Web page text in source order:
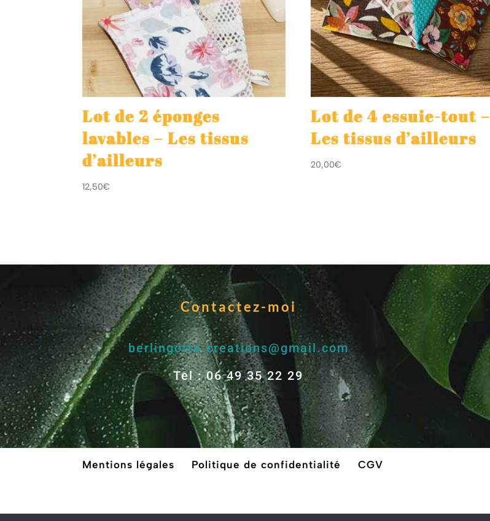
Lot de 2 éponges
lavables – Les tissus
d’ailleurs
12,50€
Lot de 4 essuie-tout –
Les tissus d’ailleurs
20,00€
Contactez-moi
berlingotte.creations@gmail.com
Tel : 06 49 35 22 29
Mentions légales Politique de confidentialité CGV